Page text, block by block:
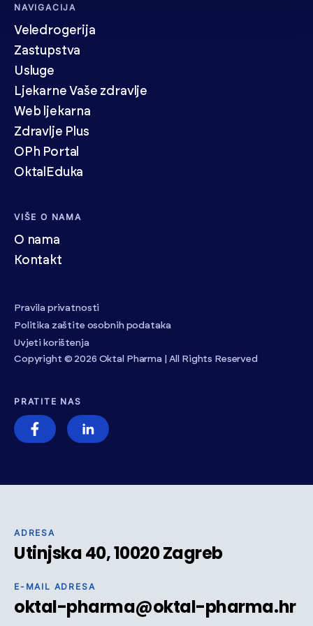
ADRESA
Utinjska 40, 10020 Zagreb
E-MAIL ADRESA
oktal-pharma@oktal-pharma.hr
NAVIGACIJA
Veledrogerija
Zastupstva
Usluge
Ljekarne Vaše zdravlje
Web ljekarna
Zdravlje Plus
OPh Portal
OktalEduka
VIŠE O NAMA
O nama
Kontakt
Pravila privatnosti
Politika zaštite osobnih podataka
Uvjeti korištenja
Copyright © 2026 Oktal Pharma | All Rights Reserved
PRATITE NAS